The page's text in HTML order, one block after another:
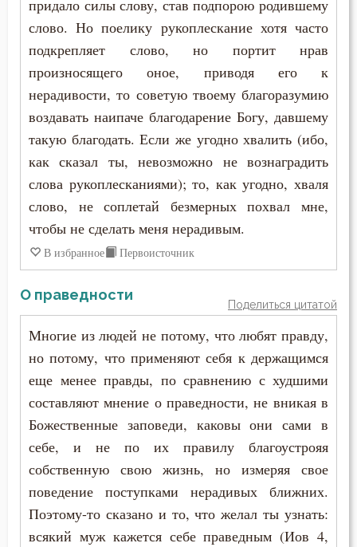
Гордость
Грех
Девство
Дело
Добро
Добродетель
Друг
Дух Святой
Духовная жизнь
Еда
Ересь
Естество
Женщина
Игнатий Антиохийский
Иероним Стридонский
Иларион Оптинский (Пономарёв)
Иоанн (Максимович)
Иоанн Дамаскин
Иоанн Карпафский
Иоанн Кронштадтский
Иоанн Лествичник
Иосиф Оптинский (Литовкин)
Ириней Лионский
придало силы слову, став подпорою родившему
слово. Но поелику рукоплескание хотя часто
подкрепляет слово, но портит нрав
произносящего оное, приводя его к
нерадивости, то советую твоему благоразумию
воздавать наипаче благодарение Богу, давшему
такую благодать. Если же угодно хвалить (ибо,
как сказал ты, невозможно не вознаградить
слова рукоплесканиями); то, как угодно, хваля
слово, не соплетай безмерных похвал мне,
чтобы не сделать меня нерадивым.
В избранное Первоисточник
О праведности
Поделиться цитатой
Многие из людей не потому, что любят правду,
но потому, что применяют себя к держащимся
еще менее правды, по сравнению с худшими
составляют мнение о праведности, не вникая в
Божественные заповеди, каковы они сами в
себе, и не по их правилу благоустрояя
собственную свою жизнь, но измеряя свое
поведение поступками нерадивых ближних.
Поэтому-то сказано и то, что желал ты узнать:
всякий муж кажется себе праведным (Иов 4,